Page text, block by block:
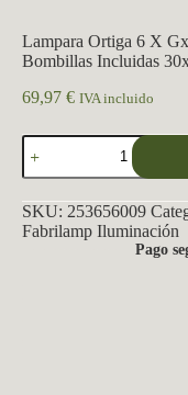
Lampara Ortiga 6 X
Bombillas Incluidas
69,97 € IVA incluido
Lampara
Ortiga
6
X
Gx53
Negra
SKU: 253656009
Fabrilamp Iluminación
Pago